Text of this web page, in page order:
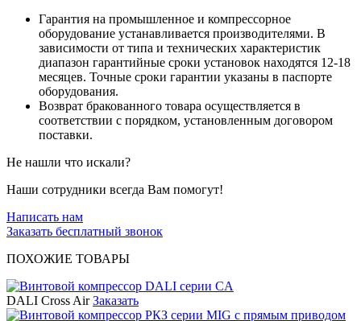
Гарантия на промышленное и компрессорное
оборудование устанавливается производителями. В
зависимости от типа и технических характеристик
диапазон гарантийные сроки установок находятся 12-18
месяцев. Точные сроки гарантии указаны в паспорте
оборудования.
Возврат бракованного товара осуществляется в
соответствии с порядком, установленным договором
поставки.
Не нашли что искали?
Наши сотрудники всегда Вам помогут!
Написать нам
Заказать бесплатный звонок
ПОХОЖИЕ ТОВАРЫ
DALI Cross AirЗаказать